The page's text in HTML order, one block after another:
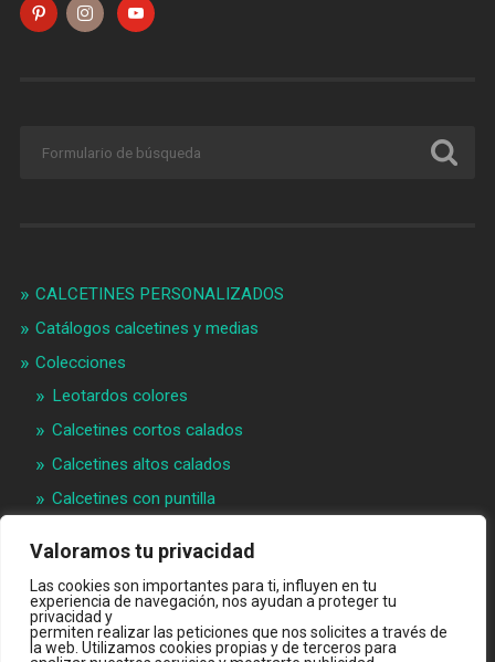
Valoramos tu privacidad
Las cookies son importantes para ti, influyen en tu
experiencia de navegación, nos ayudan a proteger tu
privacidad y
permiten realizar las peticiones que nos solicites a través de
la web. Utilizamos cookies propias y de terceros para
CALCETINES PERSONALIZADOS
Catálogos calcetines y medias
Colecciones
Leotardos colores
Calcetines cortos calados
Calcetines altos calados
Calcetines con puntilla
Materias primeras
Videos
Quiénes somos